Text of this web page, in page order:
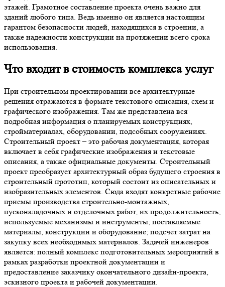
этажей. Грамотное составление проекта очень важно для
зданий любого типа. Ведь именно он является настоящим
гарантом безопасности людей, находящихся в строении, а
также надежности конструкции на протяжении всего срока
использования.
Что входит в стоимость комплекса услуг
При строительном проектировании все архитектурные
решения отражаются в формате текстового описания, схем и
графического изображения. Там же представлена вся
подробная информация о планируемых конструкциях,
стройматериалах, оборудовании, подсобных сооружениях.
Строительный проект – это рабочая документация, которая
включает в себя графические изображения и текстовые
описания, а также официальные документы. Строительный
проект преобразует архитектурный образ будущего строения в
строительный прототип, который состоит из описательных и
изобразительных элементов. Сюда входят конкретные рабочие
приемы производства строительно-монтажных,
пусконаладочных и отделочных работ, их продолжительность;
используемые механизмы и инструменты; поставляемые
материалы, конструкции и оборудование; подсчет затрат на
закупку всех необходимых материалов. Задачей инженеров
является: полный комплекс подготовительных мероприятий в
рамках разработки проектной документации и
предоставление заказчику окончательного дизайн-проекта,
эскизного проекта и рабочей документации.